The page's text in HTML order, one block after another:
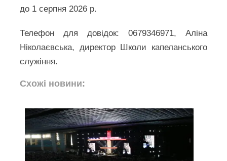
до 1 серпня 2026 р.
Телефон для довідок: 0679346971, Аліна
Ніколаєвська, директор Школи капеланського
служіння.
Схожі новини: